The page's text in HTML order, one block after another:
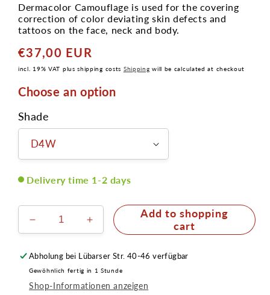
Dermacolor Camouflage is used for the covering
correction of color deviating skin defects and
tattoos on the face, neck and body.
Normaler
Preis
€37,00 EUR
incl. 19% VAT plus shipping costs Shipping will be calculated at checkout
Choose an option
Shade
Delivery time 1-2 days
Verringere
die
Menge
für
Dermacolor
Camouflage
Erhöhe
die
Menge
für
Dermacolor
Camouflage
Add to shopping
cart
Abholung bei Lübarser Str. 40-46 verfügbar
Gewöhnlich fertig in 1 Stunde
Shop-Informationen anzeigen